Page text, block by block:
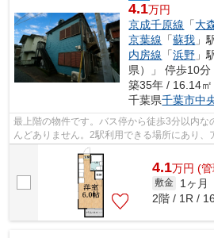
4.1万円
京成千原線 「大
京葉線 「蘇我 」
内房線 「浜野 」
県）」 停歩10分
築35年 / 16.14㎡
千葉県千葉市中
最上階の物件です。バス停から徒歩3分以内な
んどありません。2駅利用できる場所にあり、
好な物件は洗濯物も乾きやすくなってい...
4.1万円 (
敷金 1ヶ月
2階 / 1R /